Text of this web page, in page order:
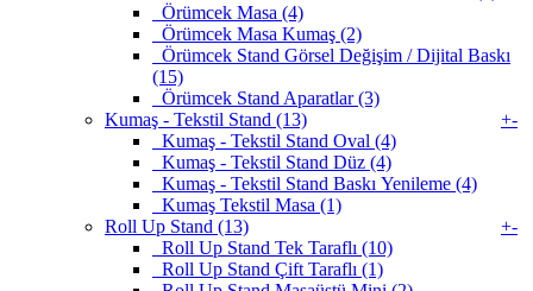
Örümcek Masa (4)
Örümcek Masa Kumaş (2)
Örümcek Stand Görsel Değişim / Dijital Baskı
(15)
Örümcek Stand Aparatlar (3)
Kumaş - Tekstil Stand (13)
+-
Kumaş - Tekstil Stand Oval (4)
Kumaş - Tekstil Stand Düz (4)
Kumaş - Tekstil Stand Baskı Yenileme (4)
Kumaş Tekstil Masa (1)
Roll Up Stand (13)
+-
Roll Up Stand Tek Taraflı (10)
Roll Up Stand Çift Taraflı (1)